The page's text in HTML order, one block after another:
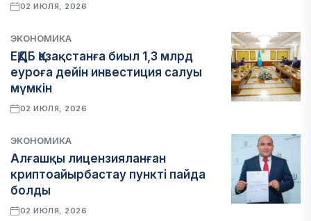
02 ИЮЛЯ, 2026
ЭКОНОМИКА
ЕҚДБ Қазақстанға биыл 1,3 млрд
еуроға дейін инвестиция салуы
мүмкін
02 ИЮЛЯ, 2026
ЭКОНОМИКА
Алғашқы лицензияланған
криптоайырбастау пункті пайда
болды
02 ИЮЛЯ, 2026